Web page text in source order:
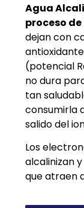
Agua
proceso
dejan con
(potencial
no dura
tan
consumirla
salido del
Los
alcalinizan
que atraen